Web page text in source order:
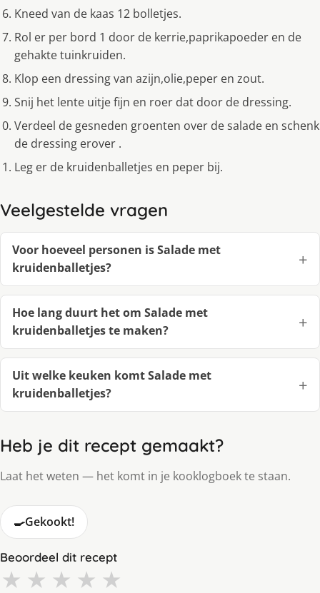
Kneed van de kaas 12 bolletjes.
Rol er per bord 1 door de kerrie,paprikapoeder en de
gehakte tuinkruiden.
Klop een dressing van azijn,olie,peper en zout.
Snij het lente uitje fijn en roer dat door de dressing.
Verdeel de gesneden groenten over de salade en schenk
de dressing erover .
Leg er de kruidenballetjes en peper bij.
Veelgestelde vragen
Voor hoeveel personen is Salade met
kruidenballetjes?
Hoe lang duurt het om Salade met
kruidenballetjes te maken?
Uit welke keuken komt Salade met
kruidenballetjes?
Heb je dit recept gemaakt?
Laat het weten — het komt in je kooklogboek te staan.
🍳Gekookt!
Beoordeel dit recept
★ ★ ★ ★ ★